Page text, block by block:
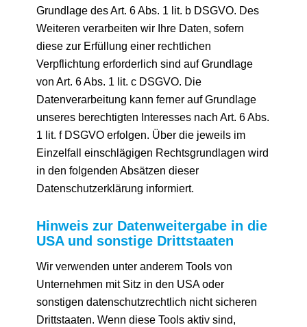
Grundlage des Art. 6 Abs. 1 lit. b DSGVO. Des
Weiteren verarbeiten wir Ihre Daten, sofern
diese zur Erfüllung einer rechtlichen
Verpflichtung erforderlich sind auf Grundlage
von Art. 6 Abs. 1 lit. c DSGVO. Die
Datenverarbeitung kann ferner auf Grundlage
unseres berechtigten Interesses nach Art. 6 Abs.
1 lit. f DSGVO erfolgen. Über die jeweils im
Einzelfall einschlägigen Rechtsgrundlagen wird
in den folgenden Absätzen dieser
Datenschutzerklärung informiert.
Hinweis zur Datenweitergabe in die
USA und sonstige Drittstaaten
Wir verwenden unter anderem Tools von
Unternehmen mit Sitz in den USA oder
sonstigen datenschutzrechtlich nicht sicheren
Drittstaaten. Wenn diese Tools aktiv sind,